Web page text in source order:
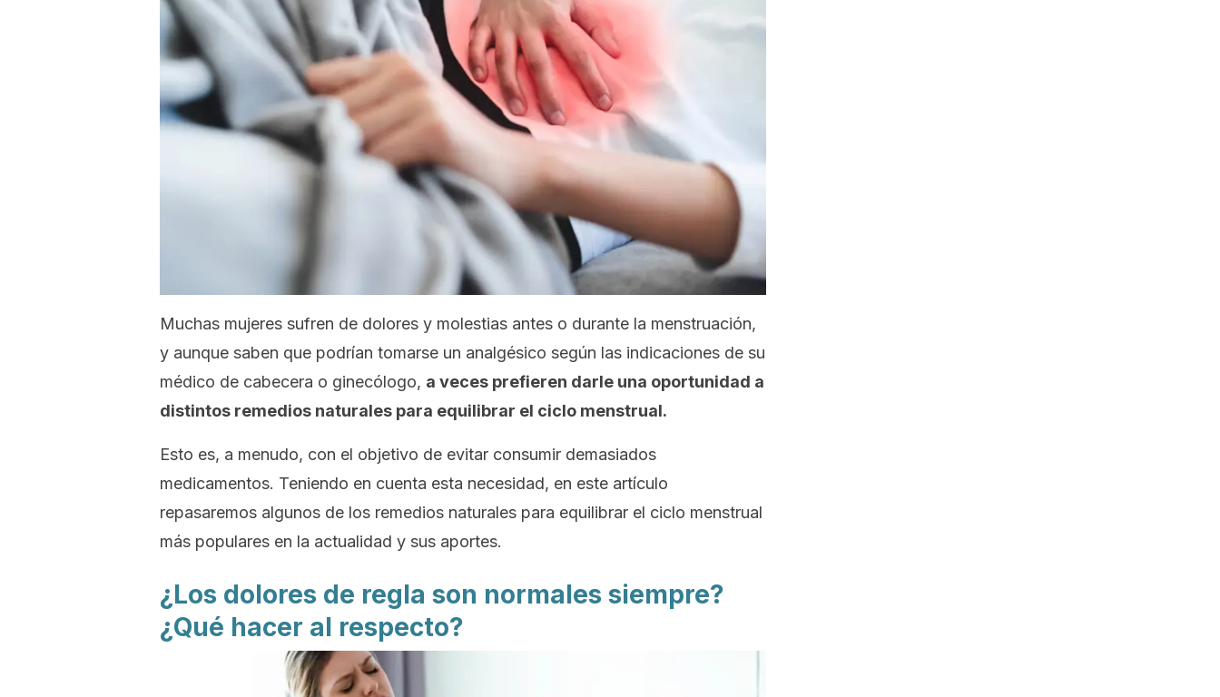
Muchas mujeres sufren de dolores y molestias antes o durante la menstruación,
y aunque saben que podrían tomarse un analgésico según las indicaciones de su
médico de cabecera o ginecólogo, a veces prefieren darle una oportunidad a
distintos remedios naturales para equilibrar el ciclo menstrual.
Esto es, a menudo, con el objetivo de evitar consumir demasiados
medicamentos. Teniendo en cuenta esta necesidad, en este artículo
repasaremos algunos de los remedios naturales para equilibrar el ciclo menstrual
más populares en la actualidad y sus aportes.
¿Los dolores de regla son normales siempre?
¿Qué hacer al respecto?